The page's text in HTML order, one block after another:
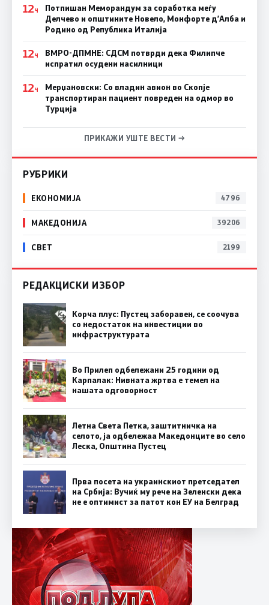
12Ч
Потпишан Меморандум за соработка меѓу
Делчево и општините Новело, Монфорте д’Алба и
Родино од Република Италија
12Ч
ВМРО-ДПМНЕ: СДСM потврди дека Филипче
испратил осудени насилници
12Ч
Мерџановски: Со владин авион во Скопје
транспортиран пациент повреден на одмор во
Турција
ПРИКАЖИ УШТЕ ВЕСТИ →
РУБРИКИ
ЕКОНОМИЈА 4796
МАКЕДОНИЈА 39206
СВЕТ 2199
РЕДАКЦИСКИ ИЗБОР
Корча плус: Пустец заборавен, се соочува
со недостаток на инвестиции во
инфраструктурата
Во Прилеп одбележани 25 години од
Карпалак: Нивната жртва е темел на
нашата одговорност
Летна Света Петка, заштитничка на
селото, ја одбележаа Македонците во село
Леска, Општина Пустец
Прва посета на украинскиот претседател
на Србија: Вучиќ му рече на Зеленски дека
не е оптимист за патот кон ЕУ на Белград